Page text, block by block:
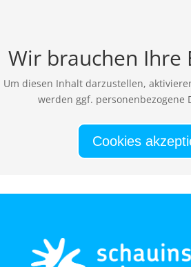
Wir brauchen Ihre
Um diesen Inhalt darzustellen,
werden ggf. personenbezogene
Cookies